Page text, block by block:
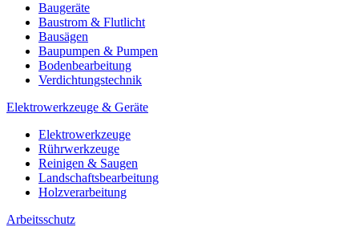
Baugeräte
Baustrom & Flutlicht
Bausägen
Baupumpen & Pumpen
Bodenbearbeitung
Verdichtungstechnik
Elektrowerkzeuge & Geräte
Elektrowerkzeuge
Rührwerkzeuge
Reinigen & Saugen
Landschaftsbearbeitung
Holzverarbeitung
Arbeitsschutz